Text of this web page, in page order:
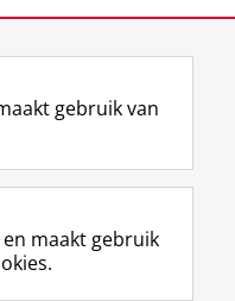
L
i
k
e
R
S
-
f
I
n
t
Y
o
T
gebruik van
maakt gebruik